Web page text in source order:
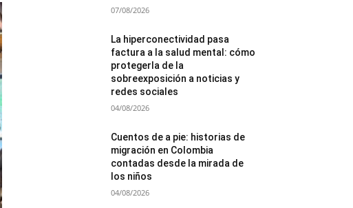
07/08/2026
La hiperconectividad pasa
factura a la salud mental: cómo
protegerla de la
sobreexposición a noticias y
redes sociales
04/08/2026
Cuentos de a pie: historias de
migración en Colombia
contadas desde la mirada de
los niños
04/08/2026